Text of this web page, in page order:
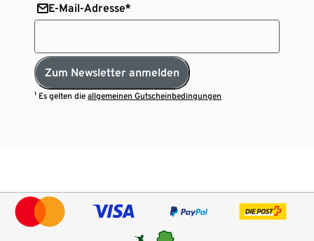
E-Mail-Adresse*
Zum Newsletter anmelden
¹ Es gelten dieallgemeinen Gutscheinbedingungen